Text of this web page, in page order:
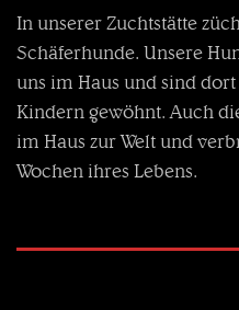
In unserer Zuchtstätte
Schäferhunde. Unsere
uns im Haus und sind
Kindern gewöhnt. Auch
im Haus zur Welt und
Wochen ihres Lebens.